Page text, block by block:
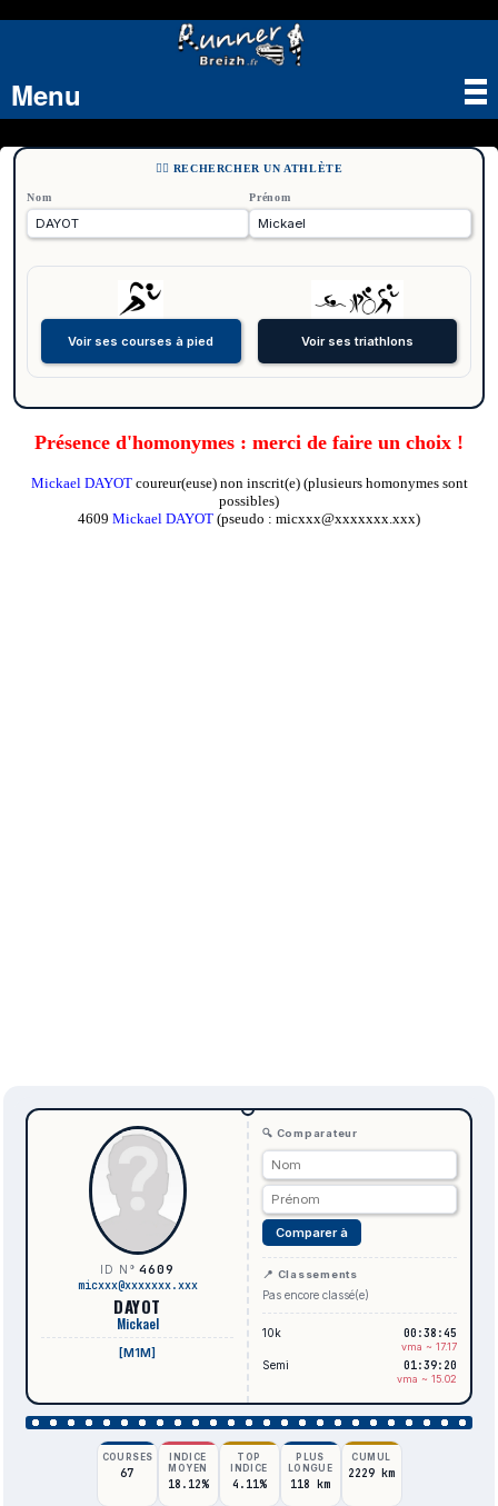
Menu
🏃‍♂️ RECHERCHER UN ATHLÈTE
Nom Prénom
Présence d'homonymes : merci de faire un choix !
Mickael DAYOTcoureur(euse) non inscrit(e) (plusieurs homonymes sont
possibles)
4609 Mickael DAYOT (pseudo : micxxx@xxxxxxx.xxx)
ID N°4609
micxxx@xxxxxxx.xxx
DAYOT
Mickael
[M1M]
🔍 Comparateur
Comparer à
📍 Classements
Pas encore classé(e)
10k 00:38:45
vma ~ 17.17
Semi 01:39:20
vma ~ 15.02
COURSES
67
INDICE
MOYEN
18.12%
TOP
INDICE
4.11%
PLUS
LONGUE
118 km
CUMUL
2229 km